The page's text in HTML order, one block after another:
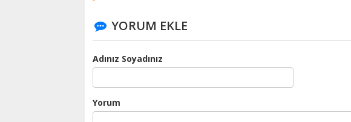
YORUM EKLE
Adınız Soyadınız
Yorum